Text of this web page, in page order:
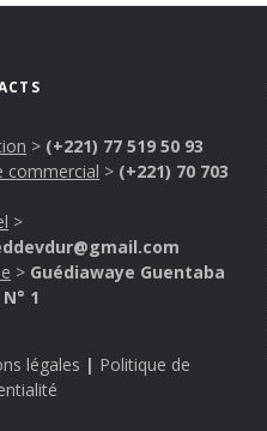
> (+221) 77 519 50 93
commercial > (+221) 70 703
>
> Guédiawaye Guentaba
1
légales | Politique de